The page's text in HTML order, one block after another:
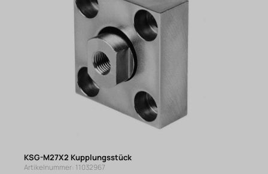
KSG-M27X2 Kupplungsstück
Artikelnummer: 11032967